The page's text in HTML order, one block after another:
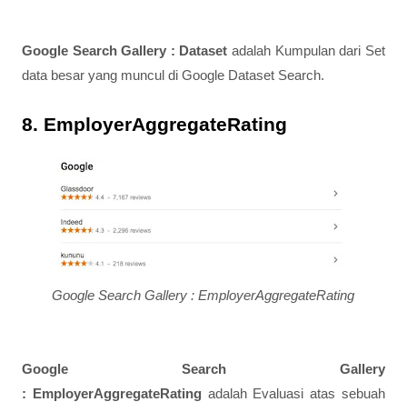
Google Search Gallery : Datasetadalah Kumpulan dari Set
data besar yang muncul di Google Dataset Search.
8. EmployerAggregateRating
Google Search Gallery : EmployerAggregateRating
Google Search Gallery
: EmployerAggregateRating adalah Evaluasi atas sebuah